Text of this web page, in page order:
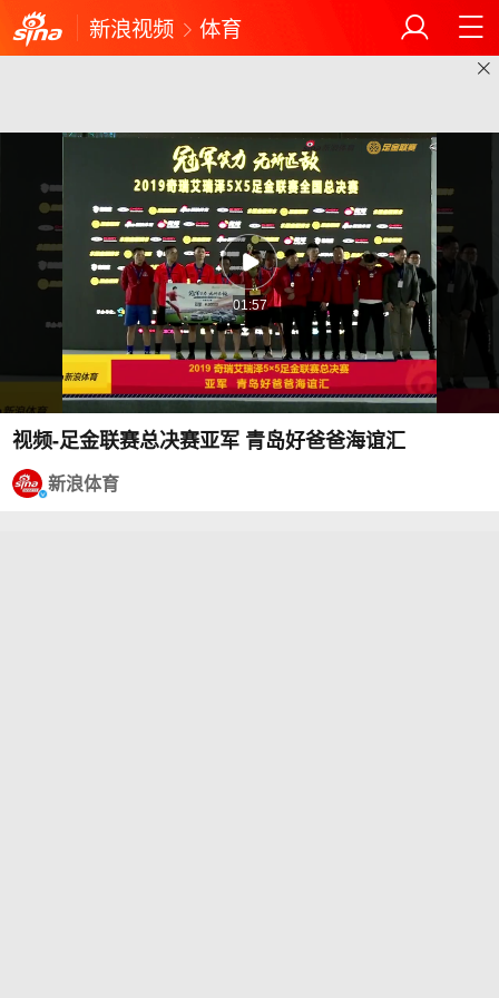
新浪视频 体育
01:57
视频-足金联赛总决赛亚军 青岛好爸爸海谊汇
新浪体育